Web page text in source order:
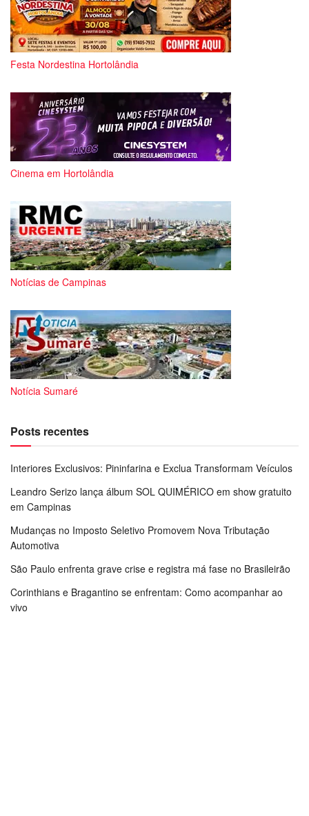
Festa Nordestina Hortolândia
Cinema em Hortolândia
Notícias de Campinas
Notícia Sumaré
Posts recentes
Interiores Exclusivos: Pininfarina e Exclua Transformam Veículos
Leandro Serizo lança álbum SOL QUIMÉRICO em show gratuito
em Campinas
Mudanças no Imposto Seletivo Promovem Nova Tributação
Automotiva
São Paulo enfrenta grave crise e registra má fase no Brasileirão
Corinthians e Bragantino se enfrentam: Como acompanhar ao
vivo